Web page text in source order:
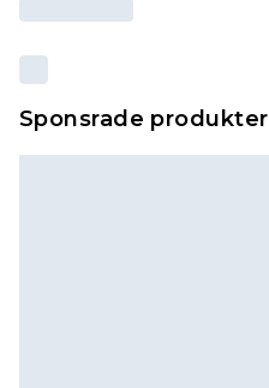
Sponsrade produkter